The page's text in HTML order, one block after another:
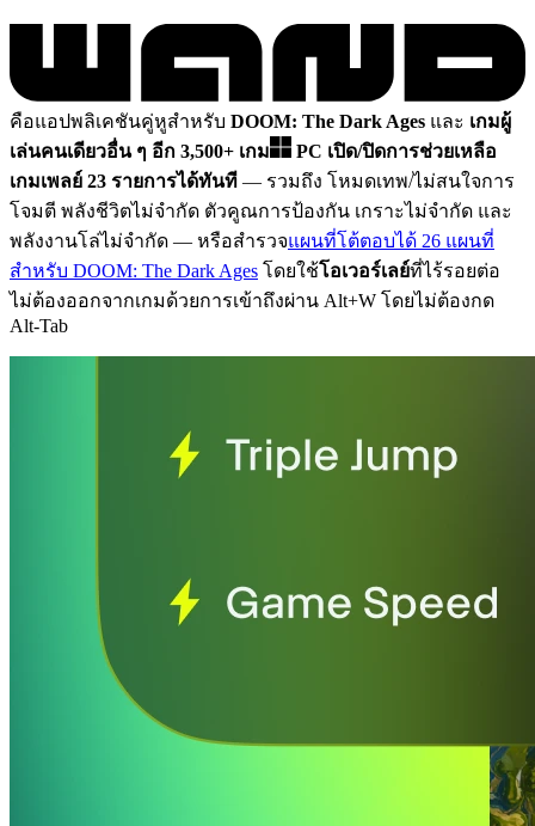
คือแอปพลิเคชันคู่หูสำหรับ DOOM: The Dark Ages และ เกมผู้
เล่นคนเดียวอื่น ๆ อีก 3,500+ เกม
PC เปิด/ปิดการช่วยเหลือ
เกมเพลย์ 23 รายการได้ทันที — รวมถึง โหมดเทพ/ไม่สนใจการ
โจมตี พลังชีวิตไม่จำกัด ตัวคูณการป้องกัน เกราะไม่จำกัด และ
พลังงานโล่ไม่จำกัด — หรือสำรวจแผนที่โต้ตอบได้ 26 แผนที่
สำหรับ DOOM: The Dark Ages โดยใช้โอเวอร์เลย์ที่ไร้รอยต่อ
ไม่ต้องออกจากเกมด้วยการเข้าถึงผ่าน Alt+W โดยไม่ต้องกด
Alt-Tab